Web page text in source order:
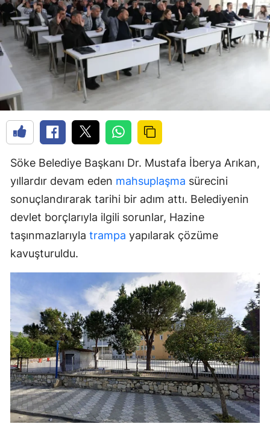
Söke Belediye Başkanı Dr. Mustafa İberya Arıkan,
yıllardır devam eden mahsuplaşma sürecini
sonuçlandırarak tarihi bir adım attı. Belediyenin
devlet borçlarıyla ilgili sorunlar, Hazine
taşınmazlarıyla trampa yapılarak çözüme
kavuşturuldu.